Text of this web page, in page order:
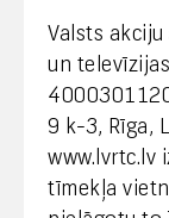
Vērtējot
kopumā,
primāri
pilsētu-
Valsts
un
9 k-3, Rīga,
www.lvrtc.lv
tīmekļa